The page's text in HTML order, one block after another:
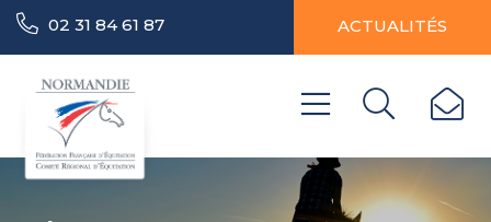
02 31 84 61 87 ACTUALITÉS